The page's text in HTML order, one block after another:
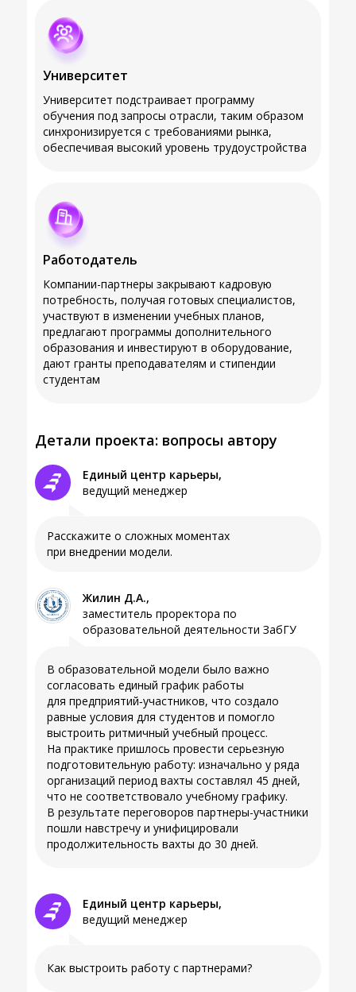
Компании-партнеры закрывают кадровую
потребность, получая готовых специалистов,
участвуют в изменении учебных планов,
предлагают программы дополнительного
образования и инвестируют в оборудование,
дают гранты преподавателям и стипендии
студентам
Работодатель
Университет подстраивает программу
обучения под запросы отрасли, таким образом
синхронизируется с требованиями рынка,
обеспечивая высокий уровень трудоустройства
Университет
Детали проекта: вопросы автору
Единый центр карьеры,
ведущий менеджер
Расскажите о сложных моментах
при внедрении модели.
Жилин Д.А.,
заместитель проректора по
образовательной деятельности ЗабГУ
В образовательной модели было важно
согласовать единый график работы
для предприятий‑участников, что создало
равные условия для студентов и помогло
выстроить ритмичный учебный процесс.
На практике пришлось провести серьезную
подготовительную работу: изначально у ряда
организаций период вахты составлял 45 дней,
что не соответствовало учебному графику.
В результате переговоров партнеры-участники
пошли навстречу и унифицировали
продолжительность вахты до 30 дней.
Единый центр карьеры,
ведущий менеджер
Как выстроить работу с партнерами?
Единый центр карьеры,
ведущий менеджер
Какие виды заданий давали работодатели?
Довгаль С.В.,
директор Центра развития карьеры НГУ
На личных встречах со студентами
работодатели проводили воркшопы, мастер-
классы по развитию хард и софт скиллов,
квизы; на стендовой сессии предлагали решать
реальные кейсы компании, решали
практические задания или проводили опыты.